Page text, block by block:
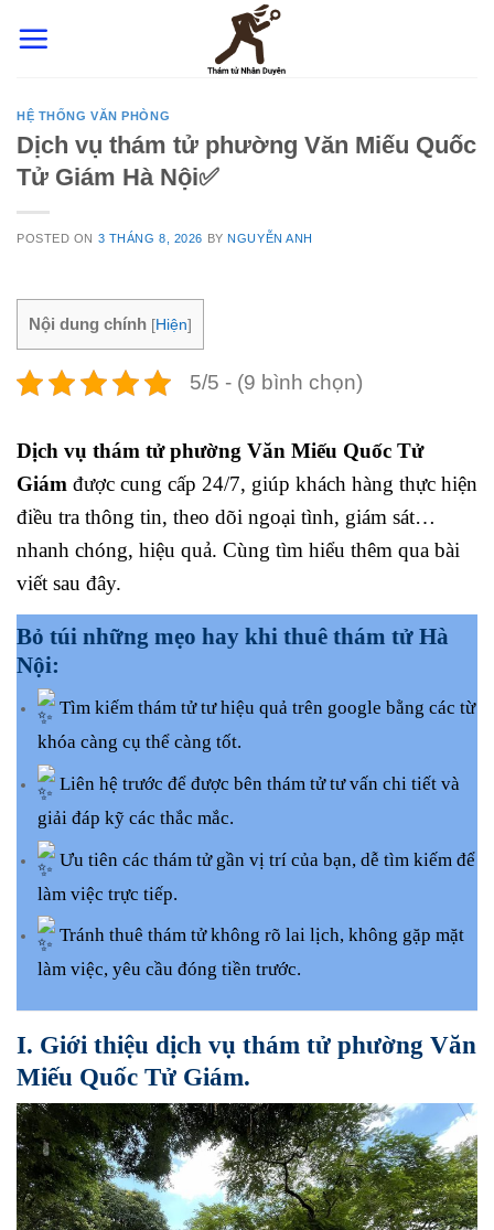
HỆ THỐNG VĂN PHÒNG
Dịch vụ thám tử phường Văn Miếu Quốc
Tử Giám Hà Nội✅
POSTED ON 3 THÁNG 8, 2026 BY NGUYỄN ANH
Nội dung chính [Hiện]
5/5 - (9 bình chọn)
Dịch vụ thám tử phường Văn Miếu Quốc Tử
Giám được cung cấp 24/7, giúp khách hàng thực hiện
điều tra thông tin, theo dõi ngoại tình, giám sát…
nhanh chóng, hiệu quả. Cùng tìm hiểu thêm qua bài
viết sau đây.
Bỏ túi những mẹo hay khi thuê thám tử Hà
Nội:
Tìm kiếm thám tử tư hiệu quả trên google bằng các từ
khóa càng cụ thể càng tốt.
Liên hệ trước để được bên thám tử tư vấn chi tiết và
giải đáp kỹ các thắc mắc.
Ưu tiên các thám tử gần vị trí của bạn, dễ tìm kiếm để
làm việc trực tiếp.
Tránh thuê thám tử không rõ lai lịch, không gặp mặt
làm việc, yêu cầu đóng tiền trước.
I. Giới thiệu dịch vụ thám tử phường Văn
Miếu Quốc Tử Giám.